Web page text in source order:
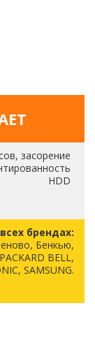
засорение
HDD
брендах:
Бенкью,
BELL,
SAMSUNG.